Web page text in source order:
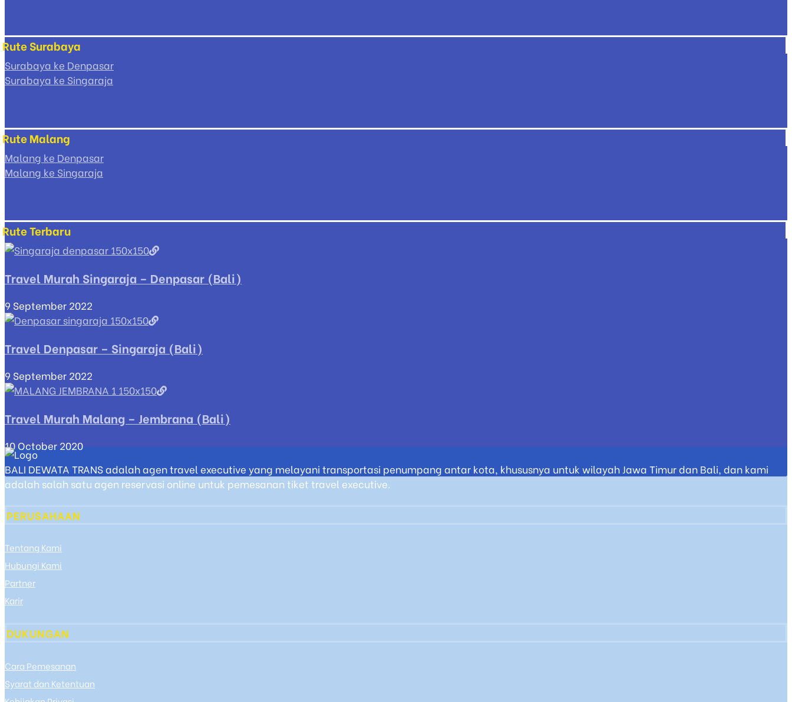
Rute Surabaya
Surabaya ke Denpasar
Surabaya ke Singaraja
Rute Malang
Malang ke Denpasar
Malang ke Singaraja
Rute Terbaru
Travel Murah Singaraja – Denpasar (Bali)
9 September 2022
Travel Denpasar – Singaraja (Bali)
9 September 2022
Travel Murah Malang – Jembrana (Bali)
10 October 2020
BALI DEWATA TRANS adalah agen travel executive yang melayani transportasi penumpang antar kota, khususnya untuk wilayah Jawa Timur dan Bali, dan kami
adalah salah satu agen reservasi online untuk pemesanan tiket travel executive.
PERUSAHAAN
Tentang Kami
Hubungi Kami
Partner
Karir
DUKUNGAN
Cara Pemesanan
Syarat dan Ketentuan